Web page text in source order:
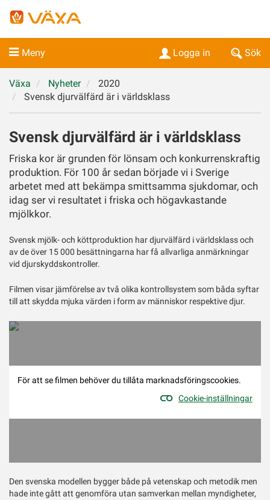
Meny Sök
Logga in
Växa Nyheter
2020
Svensk djurvälfärd är i världsklass
Svensk djurvälfärd är i världsklass
Friska kor är grunden för lönsam och konkurrenskraftig
produktion. För 100 år sedan började vi i Sverige
arbetet med att bekämpa smittsamma sjukdomar, och
idag ser vi resultatet i friska och högavkastande
mjölkkor.
Svensk mjölk- och köttproduktion har djurvälfärd i världsklass och
av de över 15 000 besättningarna har få allvarliga anmärkningar
vid djurskyddskontroller.
Filmen visar jämförelse av två olika kontrollsystem som båda syftar
till att skydda mjuka värden i form av människor respektive djur.
För att se filmen behöver du tillåta marknadsföringscookies.
Cookie-inställningar
Den svenska modellen bygger både på vetenskap och metodik men
hade inte gått att genomföra utan samverkan mellan myndigheter,